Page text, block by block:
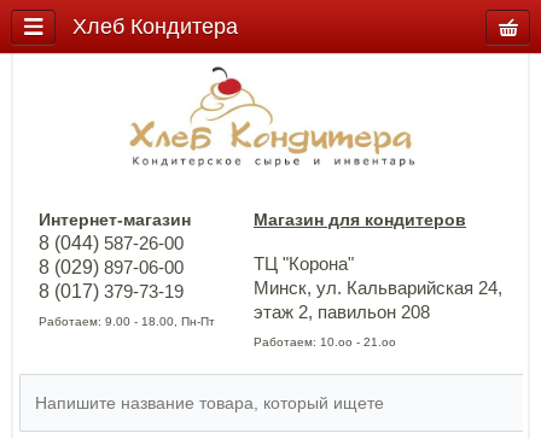
Интернет-магазин
8 (044) 587-26-00
8 (029) 897-06-00
8 (017) 379-73-19
Работаем: 9.00 - 18.00, Пн-Пт
Магазин для кондитеров
ТЦ "Корона"
Минск, ул. Кальварийская 24,
этаж 2, павильон 208
Работаем: 10.оо - 21.оо
Хлеб Кондитера